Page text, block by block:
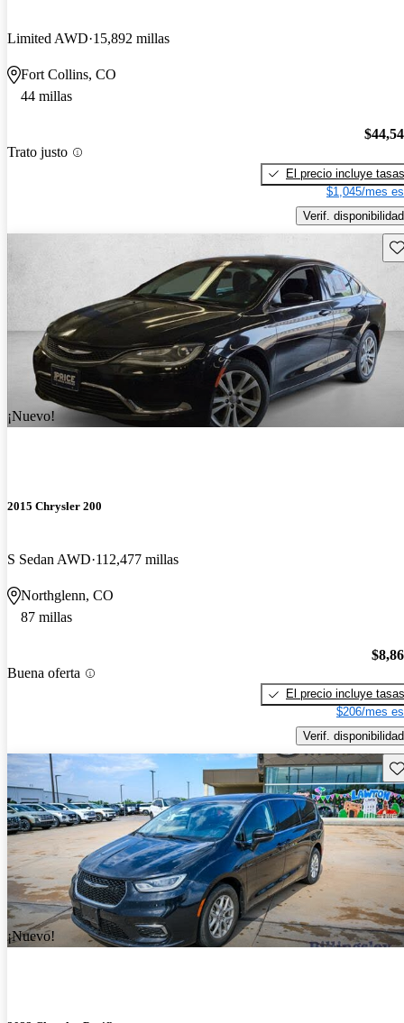
Limited AWD 15,892 millas
Fort Collins, CO
44 millas
Trato justo
El precio incluye tasas
$1,045/mes
Verif. disponibilidad
¡Nuevo!
2015 Chrysler 200
S Sedan AWD 112,477 millas
Northglenn, CO
87 millas
Buena oferta
El precio incluye tasas
$206/mes
Verif. disponibilidad
¡Nuevo!